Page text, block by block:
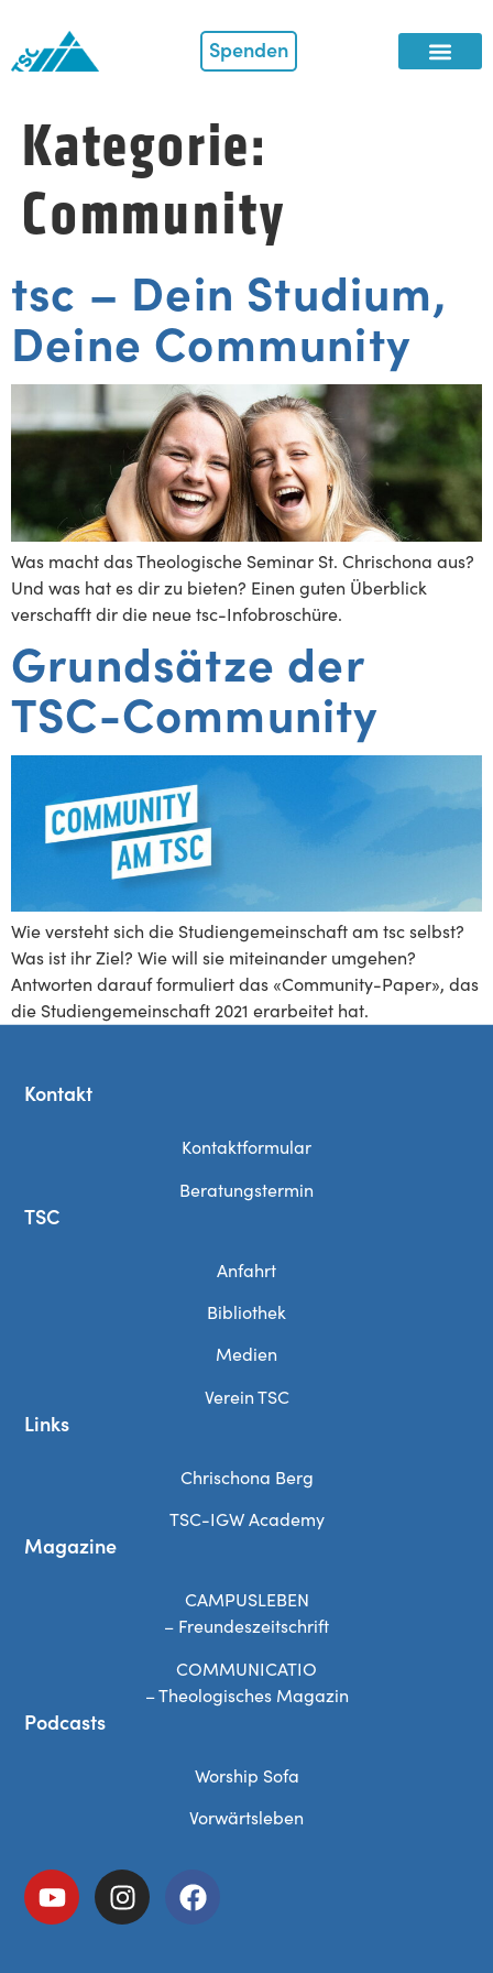
Spenden
Kategorie:
Community
tsc – Dein Studium,
Deine Community
Was macht das Theologische Seminar St. Chrischona aus?
Und was hat es dir zu bieten? Einen guten Überblick
verschafft dir die neue tsc-Infobroschüre.
Grundsätze der
TSC-Community
Wie versteht sich die Studiengemeinschaft am tsc selbst?
Was ist ihr Ziel? Wie will sie miteinander umgehen?
Antworten darauf formuliert das «Community-Paper», das
die Studiengemeinschaft 2021 erarbeitet hat.
Kontakt
Kontaktformular
Beratungstermin
TSC
Anfahrt
Bibliothek
Medien
Verein TSC
Links
Chrischona Berg
TSC-IGW Academy
Magazine
CAMPUSLEBEN
– Freundeszeitschrift
COMMUNICATIO
– Theologisches Magazin
Podcasts
Worship Sofa
Vorwärtsleben